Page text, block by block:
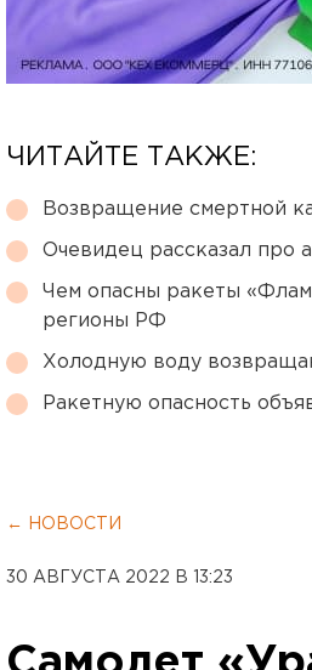
ЧИТАЙТЕ ТАКЖЕ:
Возвращение смертной
Очевидец рассказал про
Чем опасны ракеты
регионы РФ
Холодную воду
Ракетную опасность
← НОВОСТИ
30 АВГУСТА 2022 В 13:23